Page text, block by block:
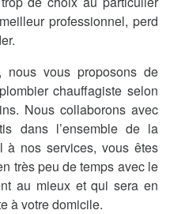
professionnel, perd
vous proposons de
chauffagiste selon
Nous collaborons avec
dans l’ensemble de la
à nos services, vous êtes
très peu de temps avec le
au mieux et qui sera en
à votre domicile.